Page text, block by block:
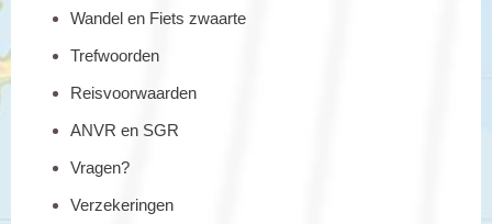
via de kraterrand om Lagoa Azul en Lagoa Verde, prachtige
uitzichtpunt Visto do Rei (uitzicht van de koning). De naam
verwijst naar koning Karel I van Portugal. Hij bezocht dit
Vanaf deze plek heb je het beste uitzicht op dit bijzondere
gebied, vandaar de naam. Het hele gebied is bezaaid met
Sete Cidades, een klein dorp aan de oevers van een van de
Wandel en Fiets zwaarte
Trefwoorden
Reisvoorwaarden
ANVR en SGR
Vragen?
Verzekeringen